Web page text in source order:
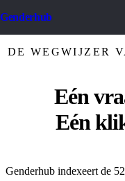
Genderhub
DE WEGWIJZER
Eén
Eén
Genderhub indexeert de 52